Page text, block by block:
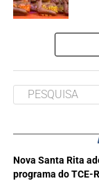
Nova Santa Rita
programa do TCE-